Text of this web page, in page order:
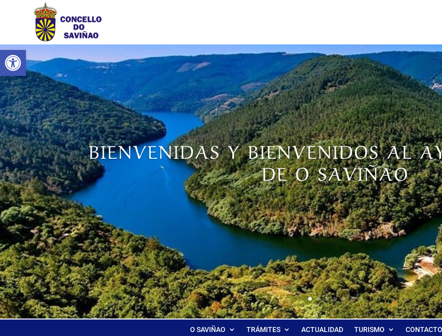
Abrir barra de herramientas
BIENVENIDAS Y BIENVENIDOS AL
DE O SAVIÑAO
O SAVIÑAO TRÁMITES ACTUALIDAD TURISMO CONTACTO